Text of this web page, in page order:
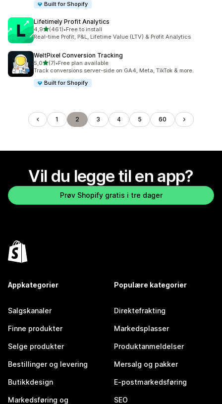
Built for Shopify
Lifetimely Profit Analytics
4,9av 5 stjerner
(461)
Totalt 461 omtaler
•Free to install
Real-time Profit, P&L, Lifetime Value (LTV) & Profit Analytics
WeltPixel Conversion Tracking
5,0av 5 stjerner
(7)
Totalt 7 omtaler
•Free plan available
Track conversions server-side on GA4, Meta, TikTok & more.
Built for Shopify
1 2 3 4 5 60
Vil du legge til en app?
Prøv Shopify gratis i tre dager
Appkategorier
Salgskanaler
Finne produkter
Selge produkter
Bestillinger og levering
Butikkdesign
Markedsføring og
Populære kategorier
Direktefrakting
Markedsplasser
Produktanmeldelser
Mersalg og pakker
E-postmarkedsføring
SEO